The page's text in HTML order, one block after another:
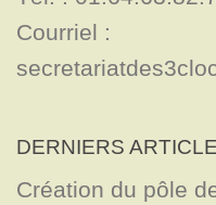
Courriel :
DERNIERS
Création du pôle